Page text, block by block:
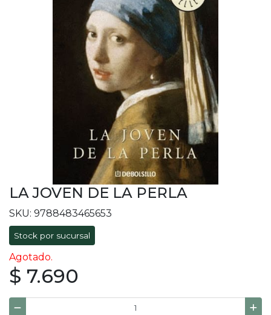
LA JOVEN DE LA PERLA
SKU: 9788483465653
Stock por sucursal
Agotado.
$ 7.690